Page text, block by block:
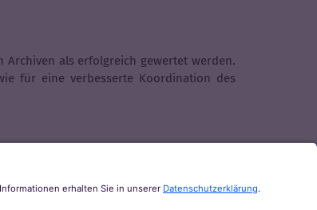
Archiven als erfolgreich gewertet werden.
für eine verbesserte Koordination des